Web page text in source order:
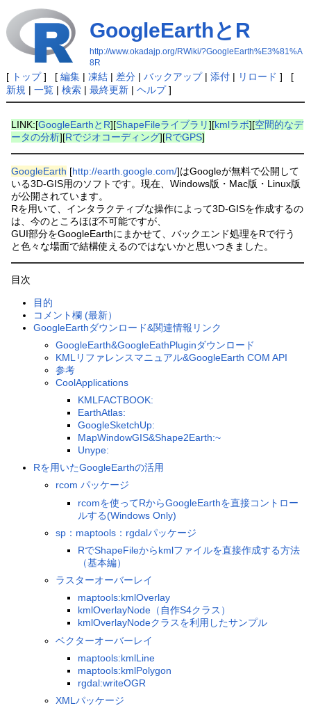
GoogleEarthとR
http://www.okadajp.org/RWiki/?GoogleEarth%E3%81%A
8R
[ トップ] [ 編集| 凍結| 差分| バックアップ| 添付| リロード ] [
新規 | 一覧| 検索| 最終更新| ヘルプ]
LINK:[GoogleEarthとR][ShapeFileライブラリ][kmlラボ][空間的なデ
ータの分析][Rでジオコーディング][RでGPS]
GoogleEarth [http://earth.google.com/]はGoogleが無料で公開して
いる3D-GIS用のソフトです。現在、Windows版・Mac版・Linux版
が公開されています。
Rを用いて、インタラクティブな操作によって3D-GISを作成するの
は、今のところほぼ不可能ですが、
GUI部分をGoogleEarthにまかせて、バックエンド処理をRで行う
と色々な場面で結構使えるのではないかと思いつきました。
目次
目的
コメント欄 (最新）
GoogleEarthダウンロード&関連情報リンク
GoogleEarth&GoogleEathPluginダウンロード
KMLリファレンスマニュアル&GoogleEarth COM API
参考
CoolApplications
KMLFACTBOOK:
EarthAtlas:
GoogleSketchUp:
MapWindowGIS&Shape2Earth:~
Unype:
Rを用いたGoogleEarthの活用
rcom パッケージ
rcomを使ってRからGoogleEarthを直接コントロー
ルする(Windows Only)
sp：maptools：rgdalパッケージ
RでShapeFileからkmlファイルを直接作成する方法
（基本編）
ラスターオーバーレイ
maptools:kmlOverlay
kmlOverlayNode（自作S4クラス）
kmlOverlayNodeクラスを利用したサンプル
ベクターオーバーレイ
maptools:kmlLine
maptools:kmlPolygon
rgdal:writeOGR
XMLパッケージ